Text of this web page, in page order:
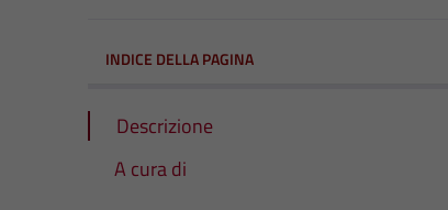
INDICE DELLA PAGINA
Descrizione
A cura di